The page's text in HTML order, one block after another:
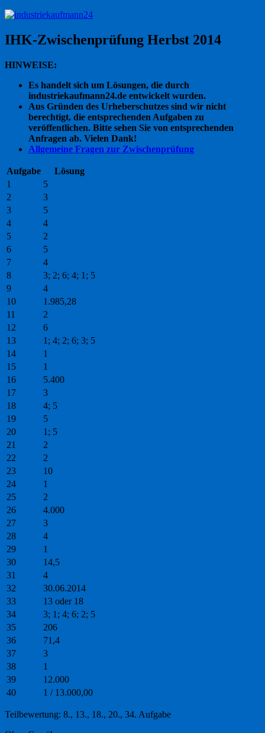
IHK-Zwischenprüfung Herbst 2014
HINWEISE:
Es handelt sich um Lösungen, die durch
industriekaufmann24.de entwickelt wurden.
Aus Gründen des Urheberschutzes sind wir nicht
berechtigt, die entsprechenden Aufgaben zu
veröffentlichen. Bitte sehen Sie von entsprechenden
Anfragen ab. Vielen Dank!
Allgemeine Fragen zur Zwischenprüfung
Aufgabe
Lösung
1
5
2
3
3
5
4
4
5
2
6
5
7
4
8
3; 2; 6; 4; 1; 5
9
4
10
1.985,28
11
2
12
6
13
1; 4; 2; 6; 3; 5
14
1
15
1
16
5.400
17
3
18
4; 5
19
5
20
1; 5
21
2
22
2
23
10
24
1
25
2
26
4.000
27
3
28
4
29
1
30
14,5
31
4
32
30.06.2014
33
13 oder 18
34
3; 1; 4; 6; 2; 5
35
206
36
71,4
37
3
38
1
39
12.000
40
1 / 13.000,00
Teilbewertung: 8., 13., 18., 20., 34. Aufgabe